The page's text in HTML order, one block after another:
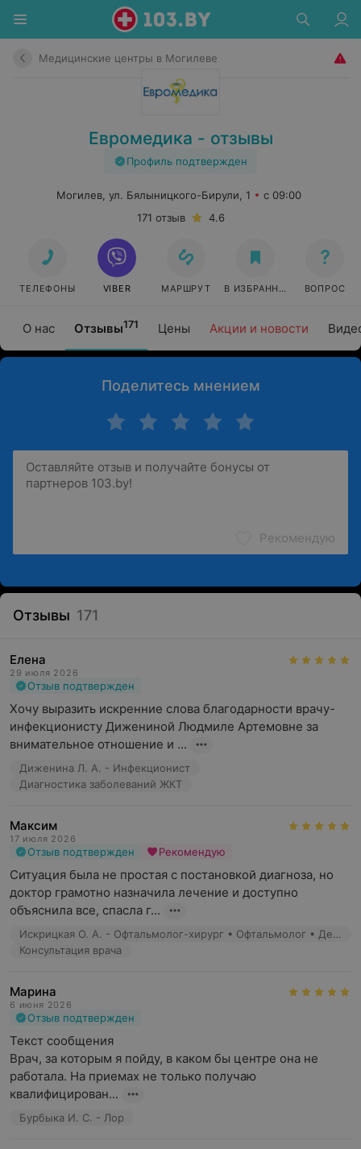
Медицинские центры в Могилеве
Евромедика - отзывы
Профиль подтвержден
О нас Отзывы171 Цены Акции и новости
Могилев, ул. Бялыницкого-Бирули, 1
с 09:00
171 отзыв
4.6
ТЕЛЕФОНЫ VIBER МАРШРУТ В ИЗБРАННОЕ ВОПРОС
Поделитесь мнением
Рекомендую
Отзывы 171
Елена
29 июля 2026
Отзыв подтвержден
Хочу выразить искренние слова благодарности врачу-
инфекционисту Дижениной Людмиле Артемовне за
внимательное отношение и ...
Диженина Л. А. - Инфекционист
Диагностика заболеваний ЖКТ
Максим
17 июля 2026
Отзыв подтвержден Рекомендую
Ситуация была не простая с постановкой диагноза, но
доктор грамотно назначила лечение и доступно
объяснила все, спасла г...
Искрицкая О. А. - Офтальмолог-хирург • Офтальмолог • Детский офтальмолог
Консультация врача
Марина
6 июня 2026
Отзыв подтвержден
Текст сообщения
Врач, за которым я пойду, в каком бы центре она не
работала. На приемах не только получаю
квалифицирован...
Бурбыка И. С. - Лор